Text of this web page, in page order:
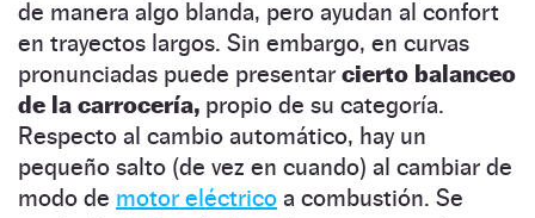
de manera algo blanda, pero ayudan al confort
en trayectos largos. Sin embargo, en curvas
pronunciadas puede presentar cierto balanceo
de la carrocería, propio de su categoría.
Respecto al cambio automático, hay un
pequeño salto (de vez en cuando) al cambiar de
modo de motor eléctrico a combustión. Se